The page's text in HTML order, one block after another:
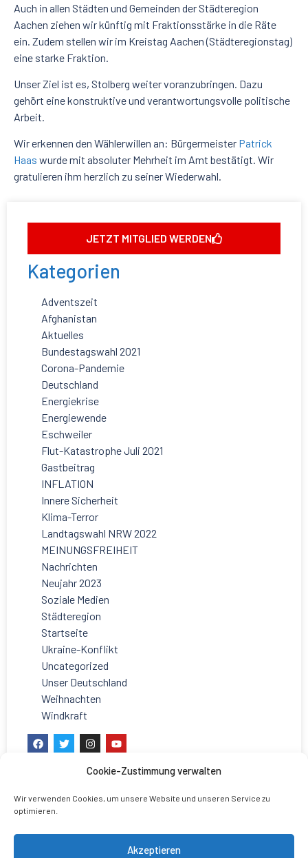
Cookie-Zustimmung verwalten
Wir verwenden Cookies, um unsere Website und unseren Service zu
optimieren.
Akzeptieren
Auch in allen Städten und Gemeinden der Städteregion
Aachen ziehen wir künftig mit Fraktionsstärke in die Räte
ein. Zudem stellen wir im Kreistag Aachen (Städteregionstag)
eine starke Fraktion.
Unser Ziel ist es, Stolberg weiter voranzubringen. Dazu
gehört eine konstruktive und verantwortungsvolle politische
Arbeit.
Wir erkennen den Wählerwillen an: Bürgermeister Patrick
Haas wurde mit absoluter Mehrheit im Amt bestätigt. Wir
gratulieren ihm herzlich zu seiner Wiederwahl.
JETZT MITGLIED WERDEN
Kategorien
Adventszeit
Afghanistan
Aktuelles
Bundestagswahl 2021
Corona-Pandemie
Deutschland
Energiekrise
Energiewende
Eschweiler
Flut-Katastrophe Juli 2021
Gastbeitrag
INFLATION
Innere Sicherheit
Klima-Terror
Landtagswahl NRW 2022
MEINUNGSFREIHEIT
Nachrichten
Neujahr 2023
Soziale Medien
Städteregion
Startseite
Ukraine-Konflikt
Uncategorized
Unser Deutschland
Weihnachten
Windkraft